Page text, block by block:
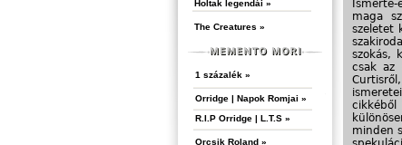
maga
szeletet
szokás,
csak az
cikkéből
minden
Holtak legendái »
The Creatures »
1 százalék »
Orridge | Napok Romjai »
R.I.P Orridge | L.T.S »
Orcsik Roland »